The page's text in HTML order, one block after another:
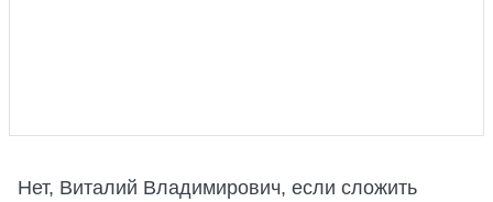
Нет, Виталий Владимирович, если сложить